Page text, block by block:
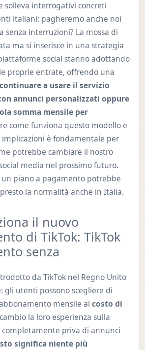
solleva interrogativi concreti
italiani: pagheremo anche noi
senza interruzioni? La mossa di
ma si inserisce in una strategia
social stanno adottando
proprie entrate, offrendo una
continuare a usare il servizio
annunci personalizzati oppure
somma mensile per
come funziona questo modello e
implicazioni è fondamentale per
potrebbe cambiare il nostro
media nel prossimo futuro.
un piano a pagamento potrebbe
la normalità anche in Italia.
il nuovo
di TikTok: TikTok
senza
da TikTok nel Regno Unito
gli utenti possono scegliere di
mensile al costo di
la loro esperienza sulla
priva di annunci
significa niente più